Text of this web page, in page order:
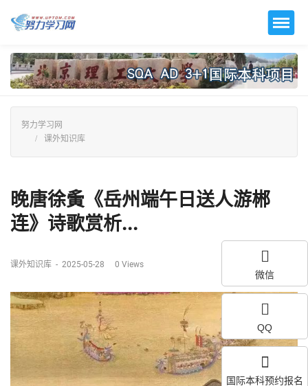
努力学习网
课外知识库
晚唐徐夤《岳州端午日送人游郴
连》诗歌赏析...
课外知识库 - 2025-05-28 0 Views
微信
QQ
国际本科预约报名